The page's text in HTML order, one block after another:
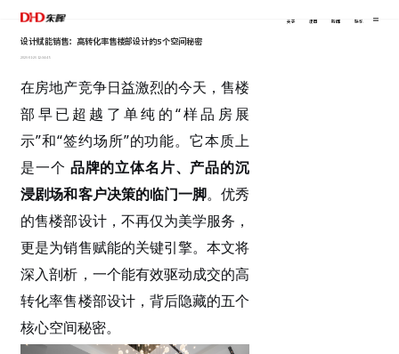
关于 项目 新闻 联系
设计赋能销售：高转化率售楼部设计的5个空间秘密
2026-01-26 12:34:45
在房地产竞争日益激烈的今天，售楼
部早已超越了单纯的“样品房展
示”和“签约场所”的功能。它本质上
是一个 品牌的立体名片、产品的沉
浸剧场和客户决策的临门一脚。优秀
的售楼部设计，不再仅为美学服务，
更是为销售赋能的关键引擎。本文将
深入剖析，一个能有效驱动成交的高
转化率售楼部设计，背后隐藏的五个
核心空间秘密。